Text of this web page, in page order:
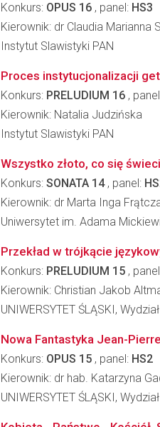
Konkurs: OPUS 16 , panel: HS3
Kierownik: dr Claudia Marianna
Instytut Slawistyki PAN
Proces instytucjonalizacji
Konkurs: PRELUDIUM 16 ,
Kierownik: Natalia Judzińska
Instytut Slawistyki PAN
Wszystko złoto, co się
Konkurs: SONATA 14, panel:
Kierownik: dr Marta Inga
Uniwersytet im. Adama
Przekład w trójkącie
Konkurs: PRELUDIUM 15 ,
Kierownik: Christian Jakob
UNIWERSYTET ŚLĄSKI,
Nowa Fantastyka Jean-
Konkurs: OPUS 15 , panel: HS2
Kierownik: dr hab. Katarzyna
UNIWERSYTET ŚLĄSKI,